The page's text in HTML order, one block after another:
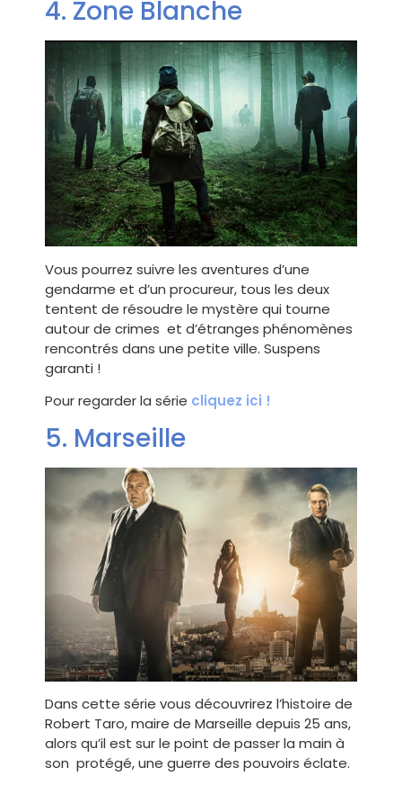
4. Zone Blanche
Vous pourrez suivre les aventures d’une
gendarme et d’un procureur, tous les deux
tentent de résoudre le mystère qui tourne
autour de crimes et d’étranges phénomènes
rencontrés dans une petite ville. Suspens
garanti !
Pour regarder la série cliquez ici !
5. Marseille
Dans cette série vous découvrirez l’histoire de
Robert Taro, maire de Marseille depuis 25 ans,
alors qu’il est sur le point de passer la main à
son protégé, une guerre des pouvoirs éclate.